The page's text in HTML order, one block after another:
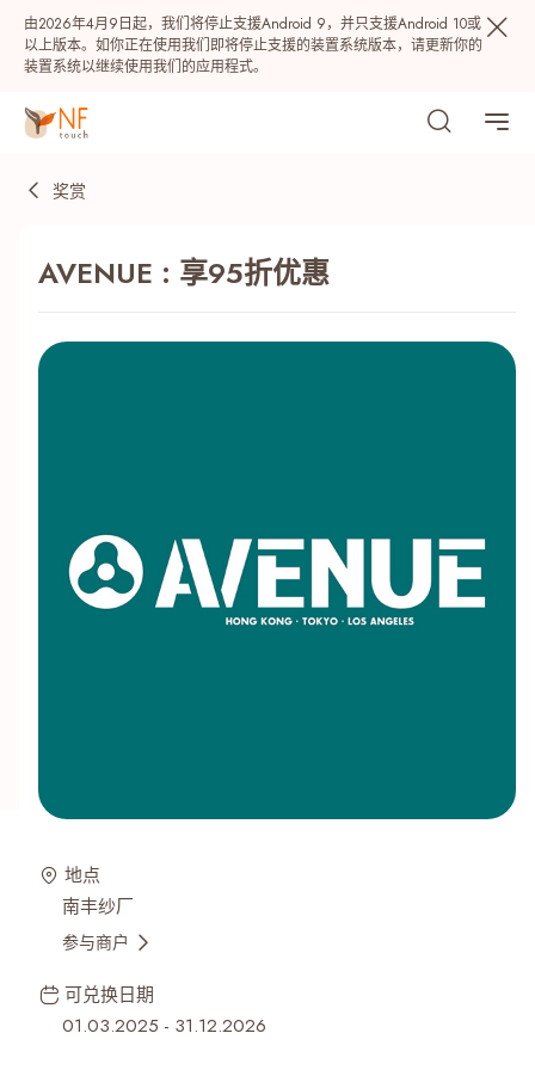
由2026年4月9日起，我们将停止支援Android 9，并只支援Android 10或
以上版本。如你正在使用我们即将停止支援的装置系统版本，请更新你的
装置系统以继续使用我们的应用程式。
热门
奖赏
AVENUE : 享95折优惠
地点
南丰纱厂
参与商户
可兑换日期
01.03.2025 - 31.12.2026